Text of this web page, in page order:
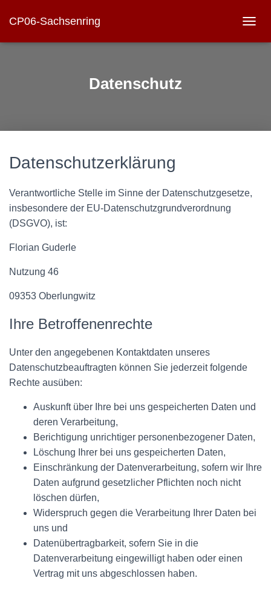
CP06-Sachsenring
A
H
Datenschutz
Datenschutzerklärung
Verantwortliche Stelle im Sinne der Datenschutzgesetze,
insbesondere der EU-Datenschutzgrundverordnung
(DSGVO), ist:
Florian Guderle
Nutzung 46
09353 Oberlungwitz
Ihre Betroffenenrechte
Unter den angegebenen Kontaktdaten unseres
Datenschutzbeauftragten können Sie jederzeit folgende
Rechte ausüben:
Auskunft über Ihre bei uns gespeicherten Daten und
deren Verarbeitung,
Berichtigung unrichtiger personenbezogener Daten,
Löschung Ihrer bei uns gespeicherten Daten,
Einschränkung der Datenverarbeitung, sofern wir Ihre
Daten aufgrund gesetzlicher Pflichten noch nicht
löschen dürfen,
Widerspruch gegen die Verarbeitung Ihrer Daten bei
uns und
Datenübertragbarkeit, sofern Sie in die
Datenverarbeitung eingewilligt haben oder einen
Vertrag mit uns abgeschlossen haben.